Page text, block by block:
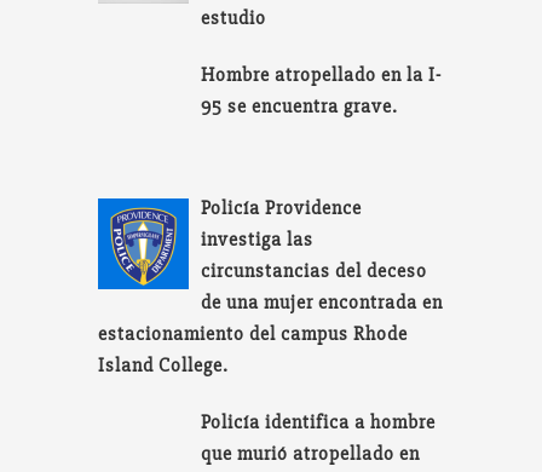
estudio
Hombre atropellado en la I-
95 se encuentra grave.
Policía Providence
investiga las
circunstancias del deceso
de una mujer encontrada en
estacionamiento del campus Rhode
Island College.
Policía identifica a hombre
que murió atropellado en